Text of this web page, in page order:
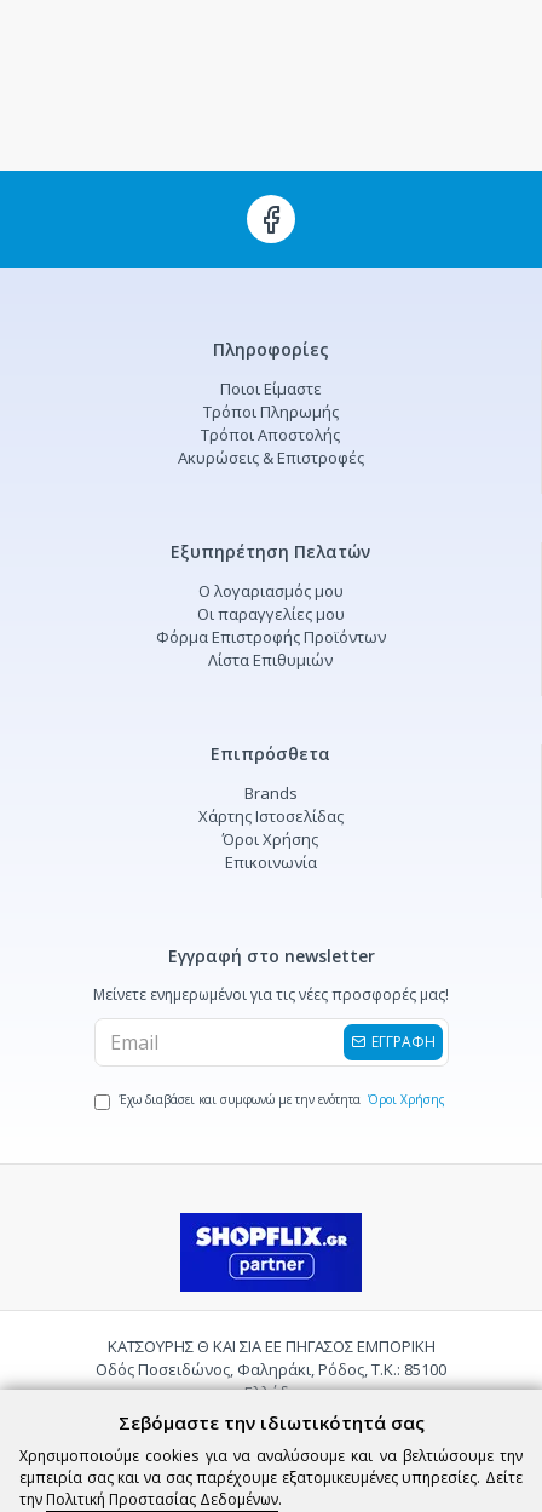
Πληροφορίες
Ποιοι Είμαστε
Τρόποι Πληρωμής
Τρόποι Αποστολής
Ακυρώσεις & Επιστροφές
Εξυπηρέτηση Πελατών
Ο λογαριασμός μου
Οι παραγγελίες μου
Φόρμα Επιστροφής Προϊόντων
Λίστα Επιθυμιών
Επιπρόσθετα
Brands
Χάρτης Ιστοσελίδας
Όροι Χρήσης
Επικοινωνία
Εγγραφή στο newsletter
Μείνετε ενημερωμένοι για τις νέες προσφορές μας!
ΕΓΓΡΑΦΗ
Έχω διαβάσει και συμφωνώ με την ενότητα Όροι Χρήσης
ΚΑΤΣΟΥΡΗΣ Θ ΚΑΙ ΣΙΑ ΕΕ ΠΗΓΑΣΟΣ ΕΜΠΟΡΙΚΗ
Οδός Ποσειδώνος, Φαληράκι, Ρόδος, Τ.Κ.: 85100
Ελλάδα
Τηλ.:2241085059
Email:
pigasosemporiki@gmail.com
Σεβόμαστε την ιδιωτικότητά σας
Χρησιμοποιούμε cookies για να αναλύσουμε και να βελτιώσουμε την
εμπειρία σας και να σας παρέχουμε εξατομικευμένες υπηρεσίες. Δείτε
την Πολιτική Προστασίας Δεδομένων.